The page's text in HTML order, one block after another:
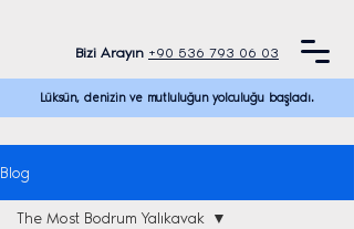
Lüksün, denizin ve mutluluğun yolculuğu başladı.
Bizi Arayın +90 536 793 06 03
Blog
The Most Bodrum Yalıkavak